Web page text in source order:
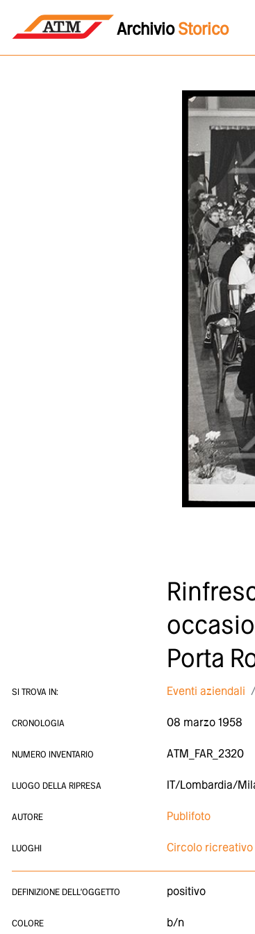
Archivio Storico
Porta
SI TROVA IN: Eventi aziendali
CRONOLOGIA 08 marzo 1958
NUMERO INVENTARIO ATM_FAR_2320
LUOGO DELLA RIPRESA IT/Lombardia/
AUTORE Publifoto
LUOGHI Circolo ricreativo
DEFINIZIONE DELL'OGGETTO positivo
COLORE b/n